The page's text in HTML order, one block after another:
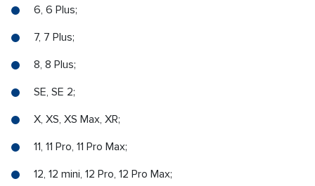
6, 6 Plus;
7, 7 Plus;
8, 8 Plus;
SE, SE 2;
X, XS, XS Max, XR;
11, 11 Pro, 11 Pro Max;
12, 12 mini, 12 Pro, 12 Pro Max;